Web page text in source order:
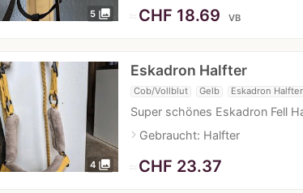
5 photo_library ≈CHF 18.69 VB
4 photo_library
Eskadron Halfter
Cob/Vollblut Gelb Eskadron Halfter
Super schönes Eskadron Fell
navigate_nextGebraucht: Halfter
≈CHF 23.37